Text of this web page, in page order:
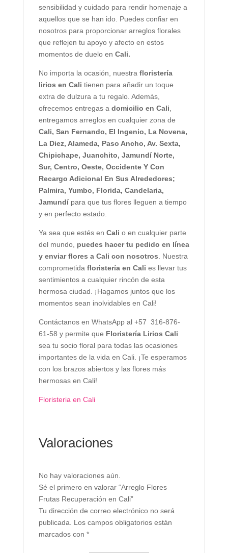
sensibilidad y cuidado para rendir homenaje a
aquellos que se han ido. Puedes confiar en
nosotros para proporcionar arreglos florales
que reflejen tu apoyo y afecto en estos
momentos de duelo en Cali.
No importa la ocasión, nuestra floristería
lirios en Cali tienen para añadir un toque
extra de dulzura a tu regalo. Además,
ofrecemos entregas a domicilio en Cali,
entregamos arreglos en cualquier zona de
Cali, San Fernando, El Ingenio, La Novena,
La Diez, Alameda, Paso Ancho, Av. Sexta,
Chipichape, Juanchito, Jamundí Norte,
Sur, Centro, Oeste, Occidente Y Con
Recargo Adicional En Sus Alrededores;
Palmira, Yumbo, Florida, Candelaria,
Jamundípara que tus flores lleguen a tiempo
y en perfecto estado.
Ya sea que estés en Cali o en cualquier parte
del mundo, puedes hacer tu pedido en línea
y enviar flores a Cali con nosotros. Nuestra
comprometida floristería en Cali es llevar tus
sentimientos a cualquier rincón de esta
hermosa ciudad. ¡Hagamos juntos que los
momentos sean inolvidables en Cali!
Contáctanos en WhatsApp al +57 316-876-
61-58 y permite que Floristería Lirios Cali
sea tu socio floral para todas las ocasiones
importantes de la vida en Cali. ¡Te esperamos
con los brazos abiertos y las flores más
hermosas en Cali!
Floristeria en Cali
Valoraciones
No hay valoraciones aún.
Sé el primero en valorar “Arreglo Flores
Frutas Recuperación en Cali”
Tu dirección de correo electrónico no será
publicada. Los campos obligatorios están
marcados con *